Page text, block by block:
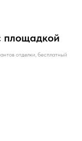
площадкой
отделки, бесплатный